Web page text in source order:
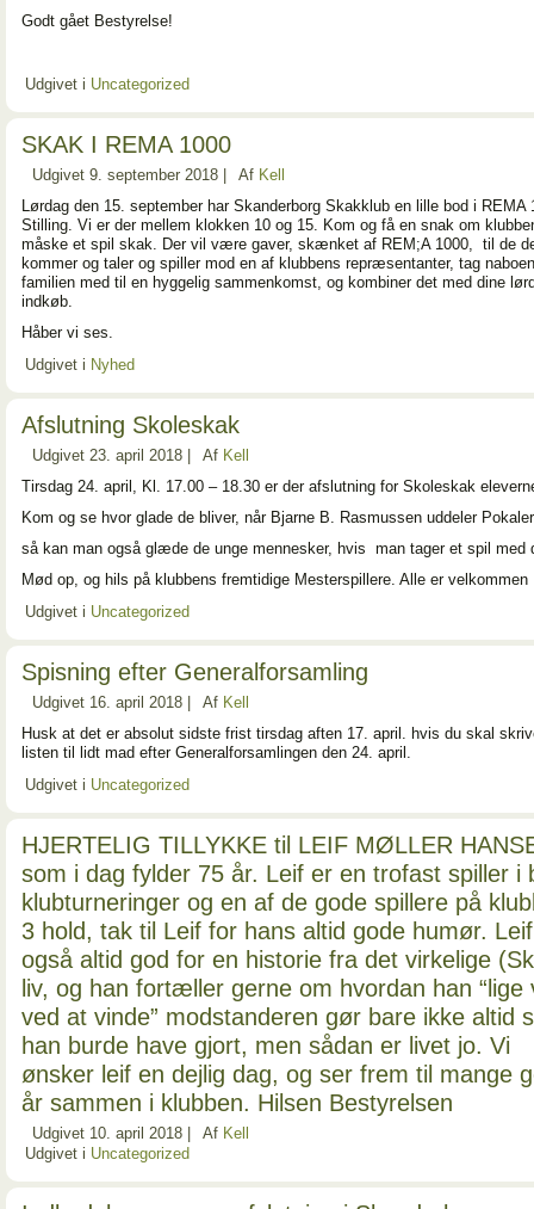
Godt gået Bestyrelse!
Udgivet i Uncategorized
SKAK I REMA 1000
Udgivet 9. september 2018 Af Kell
Lørdag den 15. september har Skanderborg Skakklub en lille bod i REMA
Stilling. Vi er der mellem klokken 10 og 15. Kom og få en snak om
måske et spil skak. Der vil være gaver, skænket af REM;A 1000, til de
kommer og taler og spiller mod en af klubbens repræsentanter, tag
familien med til en hyggelig sammenkomst, og kombiner det med dine
indkøb.
Håber vi ses.
Udgivet i Nyhed
Afslutning Skoleskak
Udgivet 23. april 2018 Af Kell
Tirsdag 24. april, Kl. 17.00 – 18.30 er der afslutning for Skoleskak
Kom og se hvor glade de bliver, når Bjarne B. Rasmussen uddeler
så kan man også glæde de unge mennesker, hvis man tager et spil med
Mød op, og hils på klubbens fremtidige Mesterspillere. Alle er velkommen
Udgivet i Uncategorized
Spisning efter Generalforsamling
Udgivet 16. april 2018 Af Kell
Husk at det er absolut sidste frist tirsdag aften 17. april. hvis du skal
listen til lidt mad efter Generalforsamlingen den 24. april.
Udgivet i Uncategorized
HJERTELIG TILLYKKE til LEIF MØLLER
som i dag fylder 75 år. Leif er en trofast spiller i
klubturneringer og en af de gode spillere på
3 hold, tak til Leif for hans altid gode humør.
også altid god for en historie fra det virkelige
liv, og han fortæller gerne om hvordan han “lige
ved at vinde” modstanderen gør bare ikke altid
han burde have gjort, men sådan er livet jo. Vi
ønsker leif en dejlig dag, og ser frem til mange
år sammen i klubben. Hilsen Bestyrelsen
Udgivet 10. april 2018 Af Kell
Udgivet i Uncategorized